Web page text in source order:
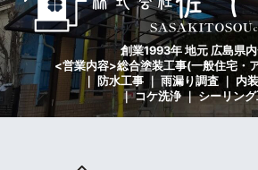
創業1993年 地元 広島県
<営業内容>総合塗装工事(一般住宅・
｜ 防水工事 ｜ 雨漏り調査 ｜ 内
｜ コケ洗浄 ｜ シーリン